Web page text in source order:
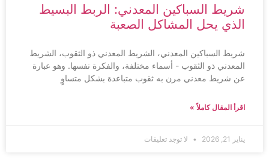
شريط السباكين المعدني: الربط البسيط
الذي يحل المشاكل الصعبة
شريط السباكين المعدني، الشريط المعدني ذو الثقوب، الشريط
المعدني ذو الثقوب - أسماء مختلفة، والفكرة نفسها. وهو عبارة
عن شريط معدني مرن به ثقوب متباعدة بشكل متساوٍ
اقرأ المقال كاملاً »
يناير 21, 2026 لا توجد تعليقات